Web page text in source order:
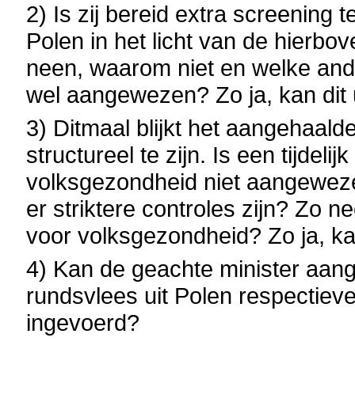
2) Is zij bereid extra screening
Polen in het licht van de
neen, waarom niet en welke
wel aangewezen? Zo ja, kan
3) Ditmaal blijkt het
structureel te zijn. Is een
volksgezondheid niet
er striktere controles zijn? Zo
voor volksgezondheid? Zo ja,
4) Kan de geachte minister
rundsvlees uit Polen
ingevoerd?